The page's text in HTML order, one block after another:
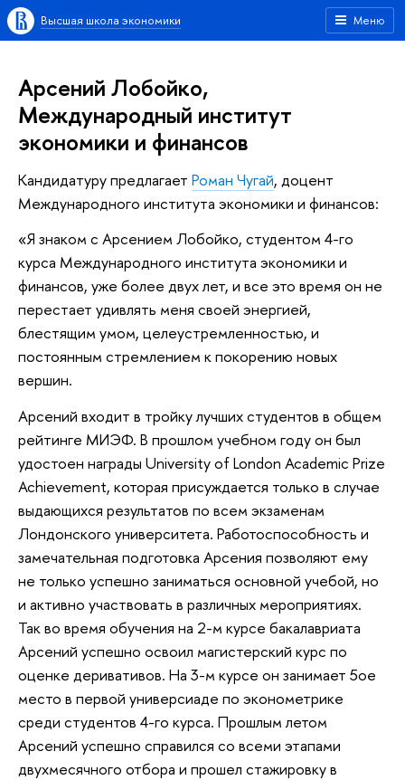
Меню
Высшая школа экономики
Арсений Лобойко,
Международный институт
экономики и финансов
Кандидатуру предлагает Роман Чугай, доцент
Международного института экономики и финансов:
«Я знаком с Арсением Лобойко, студентом 4-го
курса Международного института экономики и
финансов, уже более двух лет, и все это время он не
перестает удивлять меня своей энергией,
блестящим умом, целеустремленностью, и
постоянным стремлением к покорению новых
вершин.
Арсений входит в тройку лучших студентов в общем
рейтинге МИЭФ. В прошлом учебном году он был
удостоен награды University of London Academic Prize
Achievement, которая присуждается только в случае
выдающихся результатов по всем экзаменам
Лондонского университета. Работоспособность и
замечательная подготовка Арсения позволяют ему
не только успешно заниматься основной учебой, но
и активно участвовать в различных мероприятиях.
Так во время обучения на 2-м курсе бакалавриата
Арсений успешно освоил магистерский курс по
оценке деривативов. На 3-м курсе он занимает 5ое
место в первой универсиаде по эконометрике
среди студентов 4-го курса. Прошлым летом
Арсений успешно справился со всеми этапами
двухмесячного отбора и прошел стажировку в